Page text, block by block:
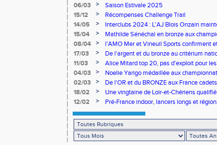
06/03
>
Saison Estivale 2025
15/12
>
Récompenses Challenge Trail
14/05
>
Interclubs 2024 : L'AJ Blois Onzain
Romorantin en N2B
15/04 >
Mathilde Sénéchal en bronze aux
08/04
>
l'AMO Mer et Vineuil Sports confirment
benjamins
17/03 >
De l'argent et du bronze au critérium
11/03
>
Alice Mitard top 20, pas d'exploit pour
04/03
>
Noelie Yarigo médaillée aux
02/03
>
De l'OR et du BRONZE aux France
18/02
>
Une vingtaine de Loir-et-Chériens
12/02
> Pré-France indoor, lancers longs et